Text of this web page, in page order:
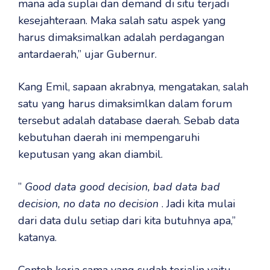
mana ada suplai dan demand di situ terjadi
kesejahteraan. Maka salah satu aspek yang
harus dimaksimalkan adalah perdagangan
antardaerah,” ujar Gubernur.
Kang Emil, sapaan akrabnya, mengatakan, salah
satu yang harus dimaksimlkan dalam forum
tersebut adalah database daerah. Sebab data
kebutuhan daerah ini mempengaruhi
keputusan yang akan diambil.
” Good data good decision, bad data bad
decision, no data no decision . Jadi kita mulai
dari data dulu setiap dari kita butuhnya apa,”
katanya.